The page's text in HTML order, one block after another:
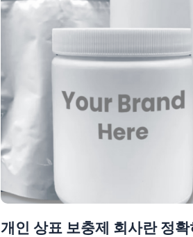
개인 상표 보충제 회사란 정